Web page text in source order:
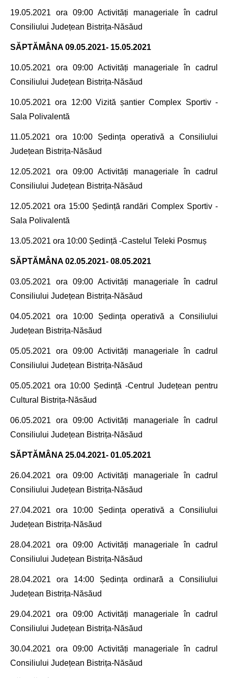
19.05.2021
ora 09:00 Activități manageriale în cadrul
Consiliului Județean Bistrița-Năsăud
SĂPTĂMÂNA 09.05.2021- 15.05.2021
10.05.2021
ora 09:00 Activități manageriale în cadrul
Consiliului Județean Bistrița-Năsăud
10.05.2021 ora 12:00 Vizită șantier Complex Sportiv -
Sala Polivalentă
11.05.2021 ora 10:00 Ședința operativă a Consiliului
Județean Bistrița-Năsăud
12.05.2021
ora 09:00 Activități manageriale în cadrul
Consiliului Județean Bistrița-Năsăud
12.05.2021 ora 15:00 Ședință randări Complex Sportiv -
Sala Polivalentă
13.05.2021 ora 10:00 Ședință -Castelul Teleki Posmuș
SĂPTĂMÂNA 02.05.2021- 08.05.2021
03.05.2021
ora 09:00 Activități manageriale în cadrul
Consiliului Județean Bistrița-Năsăud
04.05.2021 ora 10:00 Ședința operativă aConsiliului
Județean Bistrița-Năsăud
05.05.2021
ora 09:00 Activități manageriale în cadrul
Consiliului Județean Bistrița-Năsăud
05.05.2021 ora 10:00 Ședință -Centrul Județean pentru
Cultural Bistrița-Năsăud
06.05.2021
ora 09:00 Activități manageriale în cadrul
Consiliului Județean Bistrița-Năsăud
SĂPTĂMÂNA 25.04.2021- 01.05.2021
26.04.2021
ora 09:00 Activități manageriale în cadrul
Consiliului Județean Bistrița-Năsăud
27.04.2021 ora 10:00 Ședința operativă aConsiliului
Județean Bistrița-Năsăud
28.04.2021
ora 09:00 Activități manageriale în cadrul
Consiliului Județean Bistrița-Năsăud
28.04.2021 ora 14:00 Ședința ordinară a Consiliului
Județean Bistrița-Năsăud
29.04.2021
ora 09:00 Activități manageriale în cadrul
Consiliului Județean Bistrița-Năsăud
30.04.2021
ora 09:00 Activități manageriale în cadrul
Consiliului Județean Bistrița-Năsăud